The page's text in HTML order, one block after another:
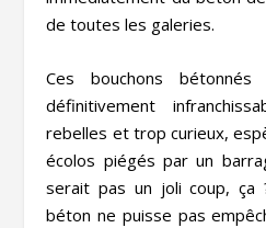
de toutes les galeries.
Ces bouchons
définitivement
rebelles et trop curieux,
écolos piégés par un
serait pas un joli coup, ça
béton ne puisse pas